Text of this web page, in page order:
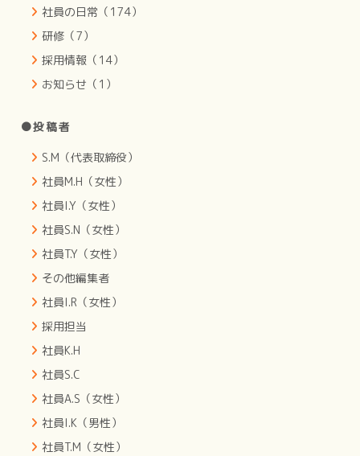
社員の日常（174）
研修（7）
採用情報（14）
お知らせ（1）
●投稿者
S.M（代表取締役）
社員M.H（女性）
社員I.Y（女性）
社員S.N（女性）
社員T.Y（女性）
その他編集者
社員I.R（女性）
採用担当
社員K.H
社員S.C
社員A.S（女性）
社員I.K（男性）
社員T.M（女性）